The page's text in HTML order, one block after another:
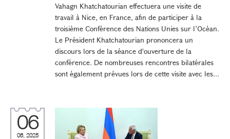
Vahagn Khatchatourian effectuera une visite de
travail à Nice, en France, afin de participer à la
troisième Conférence des Nations Unies sur l’Océan.
Le Président Khatchatourian prononcera un
discours lors de la séance d'ouverture de la
conférence. De nombreuses rencontres bilatérales
sont également prévues lors de cette visite avec les...
06
06, 2025